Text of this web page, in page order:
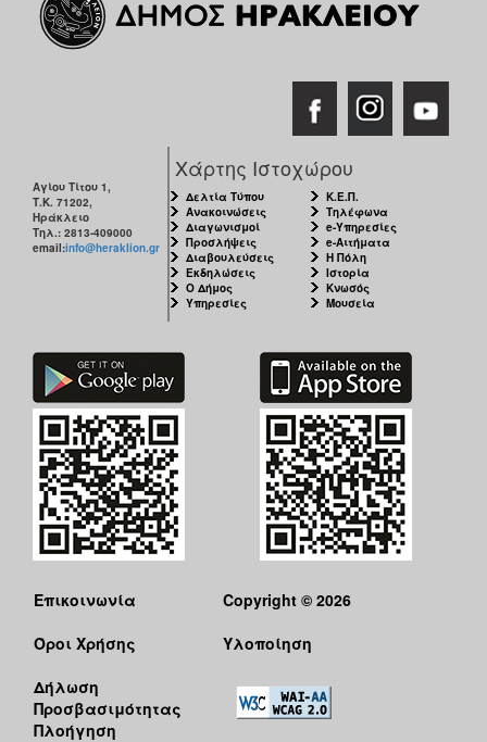
2012
2011
ΤΟΠΟΣ
ΜΑΣ
ΑΝΘΕΚΤΙΚΗ
Αγίου Τίτου 1,
Τ.Κ. 71202,
Ηράκλειο
Τηλ.: 2813-409000
email:info@heraklion.gr
Χάρτης Ιστοχώρου
Δελτία Τύπου
Ανακοινώσεις
Διαγωνισμοί
Προσλήψεις
Διαβουλεύσεις
Εκδηλώσεις
Ο Δήμος
Υπηρεσίες
Κ.Ε.Π.
Τηλέφωνα
e-Υπηρεσίες
e-Αιτήματα
Η Πόλη
Ιστορία
Κνωσός
Μουσεία
Επικοινωνία
Όροι Χρήσης
Δήλωση
Προσβασιμότητας
Πλοήγηση
Copyright © 2026
Υλοποίηση